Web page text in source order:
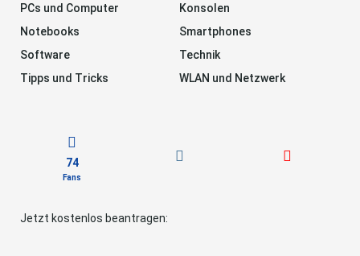
PCs und Computer
Konsolen
Notebooks
Smartphones
Software
Technik
Tipps und Tricks
WLAN und Netzwerk
74
Fans
Jetzt kostenlos beantragen: